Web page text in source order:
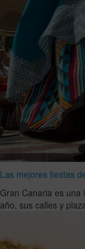
Las mejores fiestas
Gran Canaria es una
año, sus calles y